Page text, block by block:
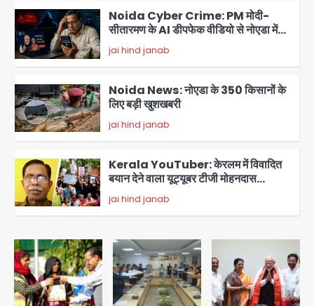
3
Noida Cyber Crime: PM मोदी-
सीतारमण के AI डीपफेक वीडियो से नोएडा में
बुजुर्ग से 70 लाख की ठगी
jai hind janab
4
Noida News: नोएडा के 350 किसानों के
लिए बड़ी खुशखबरी
jai hind janab
5
Kerala YouTuber: केरलम में विवादित
बयान देने वाला यूट्यूबर टीजी मोहनदास
गिरफ्तार, डिजिटल डिवाइस जब्त; जंतर-मंतर
प्रदर्शनकारियों पर की थी आपत्तिजनक टिप्पणी
jai hind janab
1
JP Greens Cosmos Society:
सुविधाओं के लिए संघर्ष कर रहे निवासी, गिरता
प्लास्टर और कमजोर सुरक्षा बनी बड़ी चुनौती
Avinash Kumar